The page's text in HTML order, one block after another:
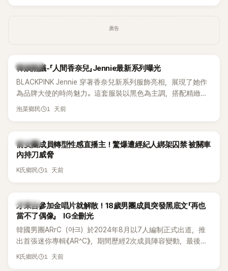
廣告
熱議討論
韓娛熱議-「人間香奈兒」Jennie最新系列曝光
BLACKPINK Jennie 穿著香奈兒新系列服飾亮相，展現了她作
為品牌大使的時尚魅力。這套服裝以黑色為主調，搭配精緻的
細節，完美襯托出 Jennie 的優雅氣質。
泡菜鄉民 1 天前
K-POP
前女團成員轉型性感直播主！驚爆遭經紀人綁架囚禁 被關車
內持刀威脅
K氏鄉民 1 天前
K-POP
才來台參加金唱片就解散！18歲男團成員突發黑底文「再也
當不了偶像」 IG全刪光
韓國男團ARrC（아크）於2024年8月以7人編制正式出道，推
出首張迷你專輯《AR^C》，期間歷經2次成員陣容變動，最後一
張作品則是2025年11月推出的〈Skiid〉。沒想到出道不到2年，
K氏鄉民 1 天前